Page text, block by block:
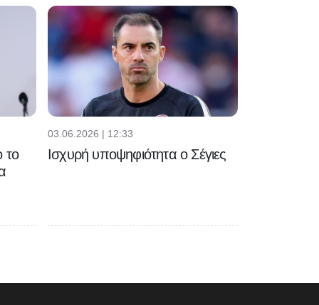
το
03.06.2026 | 12:33
Ισχυρή υποψηφιότητα ο Σέγιες